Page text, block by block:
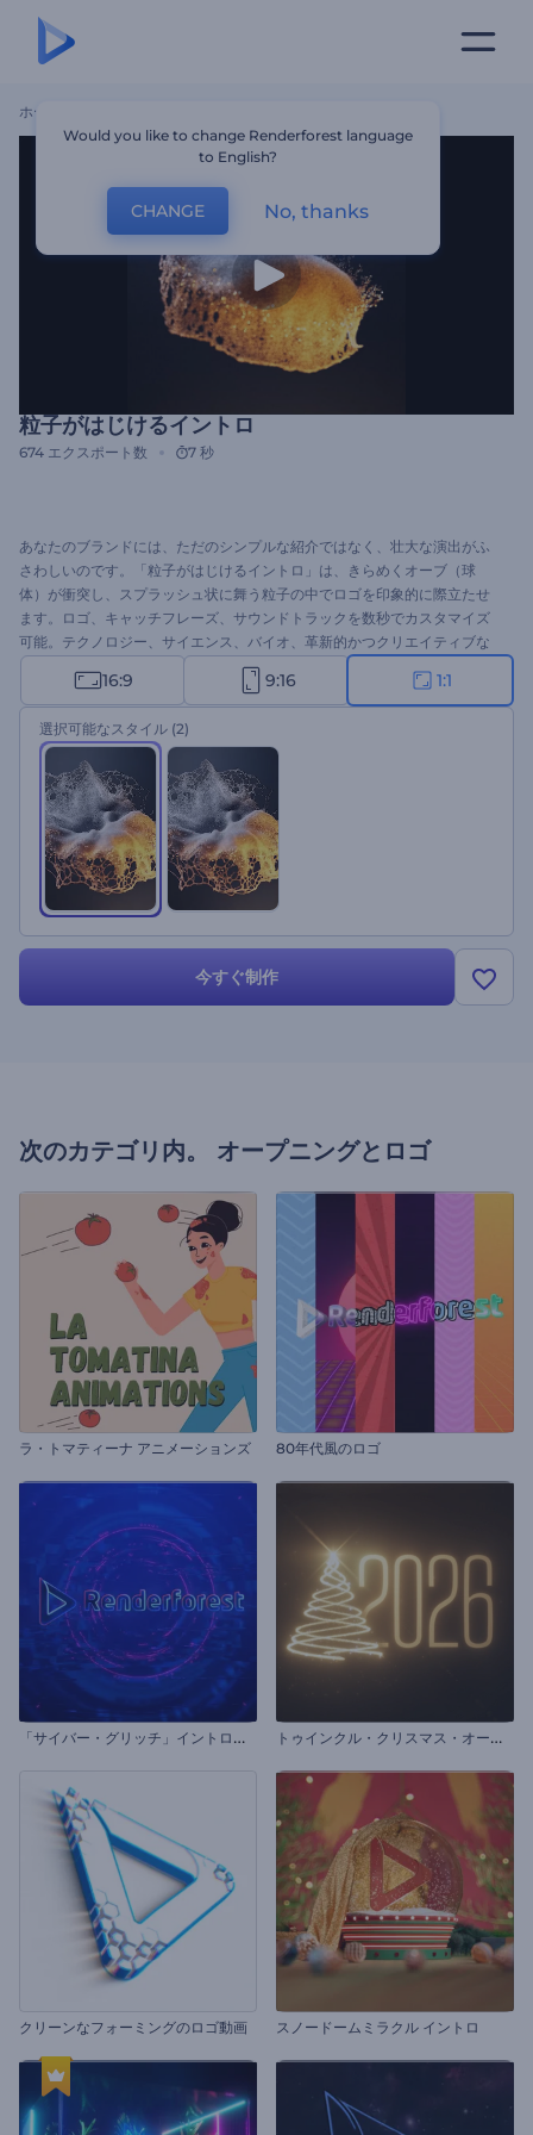
ホーム
粒子がはじけるイントロ
674 エクスポート数 7 秒
あなたのブランドには、ただのシンプルな紹介ではなく、壮大な演出がふ
さわしいのです。「粒子がはじけるイントロ」は、きらめくオーブ（球
体）が衝突し、スプラッシュ状に舞う粒子の中でロゴを印象的に際立たせ
ます。ロゴ、キャッチフレーズ、サウンドトラックを数秒でカスタマイズ
可能。テクノロジー、サイエンス、バイオ、革新的かつクリエイティブな
業界に最適で、最初の一瞬から観る人の心をつかみます。 今すぐ作成し
て、きらめく演出でブランドアイデンティティを強化しましょう！
16:9 9:16 1:1
選択可能なスタイル (2)
今すぐ制作
次のカテゴリ内。 オープニングとロゴ
ラ・トマティーナ アニメーションズ 80年代風のロゴ
「
サイバー・グリッチ」イントロ動画 ト
ゥインクル・クリスマス・オープニング動画
クリーンなフォーミングのロゴ動画 スノードームミラクル イントロ
Would you like to change Renderforest language
to English?
CHANGE No, thanks